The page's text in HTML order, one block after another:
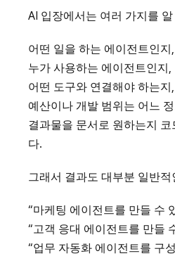
AI 입장에서는 여러 가지를
어떤 일을 하는 에이전트인지,
누가 사용하는 에이전트인지,
어떤 도구와 연결해야 하는지,
예산이나 개발 범위는 어느
결과물을 문서로 원하는지
다.
그래서 결과도 대부분 일반
“마케팅 에이전트를 만들 수
“고객 응대 에이전트를 만들
“업무 자동화 에이전트를 구